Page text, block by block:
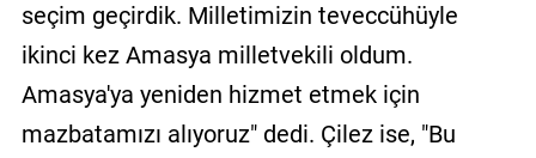
seçim geçirdik. Milletimizin teveccühüyle
ikinci kez Amasya milletvekili oldum.
Amasya'ya yeniden hizmet etmek için
mazbatamızı alıyoruz" dedi. Çilez ise, "Bu